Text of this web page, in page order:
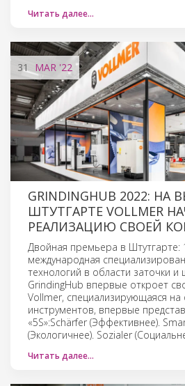
Читать далее…
31 MAR '22
GRINDINGHUB 2022: НА
ШТУТГАРТЕ VOLLMER
РЕАЛИЗАЦИЮ СВОЕЙ
Двойная премьера в Штутгарте:
международная
технологий в области заточки
GrindingHub впервые откроет
Vollmer, специализирующаяся
инструментов, впервые
«5S»:Schärfer (Эффективнее).
(Экологичнее). Sozialer
Читать далее…